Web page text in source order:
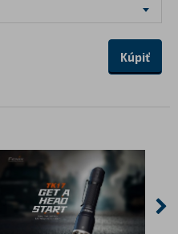
Kúpiť